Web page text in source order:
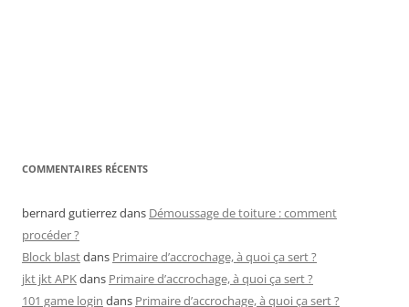
COMMENTAIRES RÉCENTS
bernard gutierrezdans Démoussage de toiture : comment
procéder ?
Block blastdans Primaire d’accrochage, à quoi ça sert ?
jkt jkt APKdans Primaire d’accrochage, à quoi ça sert ?
101 game login dans Primaire d’accrochage, à quoi ça sert ?